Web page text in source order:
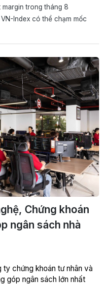
trong tháng 8
Index có thể chạm mốc
Chứng khoán
ngân sách nhà
ty chứng khoán tư nhân và
góp ngân sách lớn nhất